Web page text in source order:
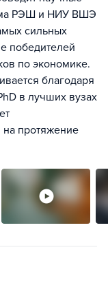
РЭШ и НИУ ВШЭ
сильных
победителей
по экономике.
благодаря
в лучших вузах
на протяжение